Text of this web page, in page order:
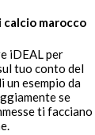
marocco
iDEAL per
tuo conto del
un esempio da
se
ti facciano